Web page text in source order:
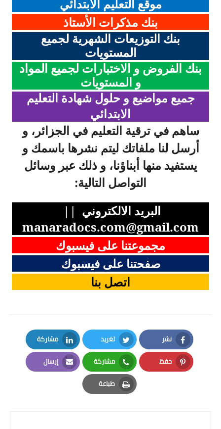
موقع التعليم الابتدائي
بنك مذكرات الأستاذ
بنك التوزيعات الشهرية لجميع
المستويات
بنك الفروض و الاختبارات لجميع المواد
و المستويات
جميع مواضيع و حلول شهادة التعليم
الابتدائي
ساهم في ترقية التعليم في الجزائر، و
أرسل لنا ملفاتك ليتم نشرها باسمك و
يستفيد منها أبناؤنا، و ذلك عبر وسائل
التواصل التالية:
البريد الالكتروني ||
manaradocs.com@gmail.com
مجموعتنا على فيسبوك
صفحتنا على فيسبوك
اتصل بنا
نشر
Facebook
تغريد
Twitter
مشاركة
LinkedIn
حفظ
Pinterest
مشاركة
Whatsapp
إرسال
Email
طباعة
Print